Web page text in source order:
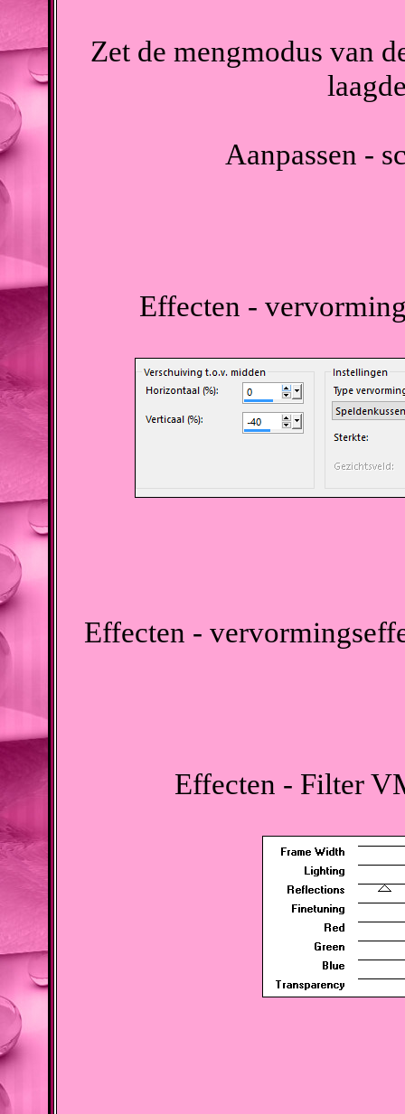
Zet de mengmodus van
Aanpassen -
Effecten -
Effecten -
Effecten - Filter